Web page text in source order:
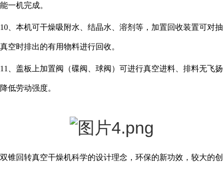
能一机完成。
10、本机可干燥吸附水、结晶水、溶剂等，加置回收装置可对抽
真空时排出的有用物料进行回收。
11、盖板上加置阀（碟阀、球阀）可进行真空进料、排料无飞扬
降低劳动强度。
双锥回转真空干燥机科学的设计理念，环保的新功效，较大的创